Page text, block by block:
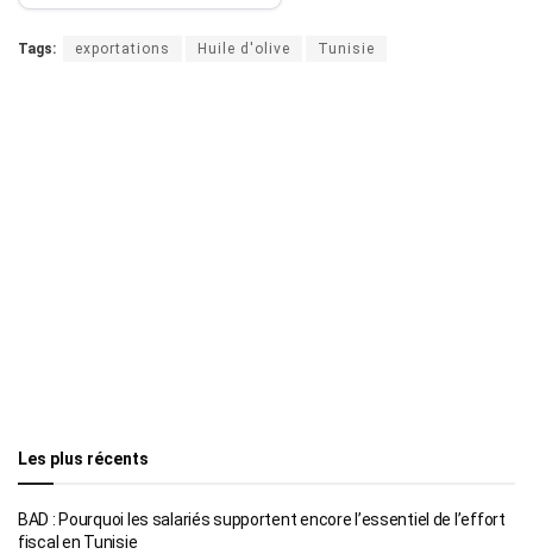
Tags: exportations Huile d'olive Tunisie
Les plus récents
BAD : Pourquoi les salariés supportent encore l’essentiel de l’effort
fiscal en Tunisie